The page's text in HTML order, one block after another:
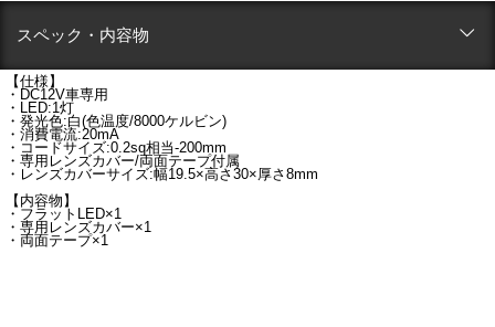
スペック・内容物
【仕様】
・DC12V車専用
・LED:1灯
・発光色:白(色温度/8000ケルビン)
・消費電流:20mA
・コードサイズ:0.2sq相当-200mm
・専用レンズカバー/両面テープ付属
・レンズカバーサイズ:幅19.5×高さ30×厚さ8mm
【内容物】
・フラットLED×1
・専用レンズカバー×1
・両面テープ×1